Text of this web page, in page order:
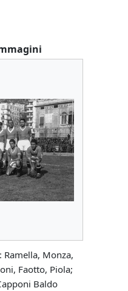
Ramella, Monza,
Faotto, Piola;
Baldo